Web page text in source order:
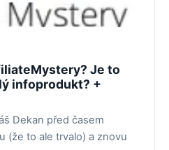
Je to
infoprodukt? +
Dekan před časem
(že to ale trvalo) a znovu